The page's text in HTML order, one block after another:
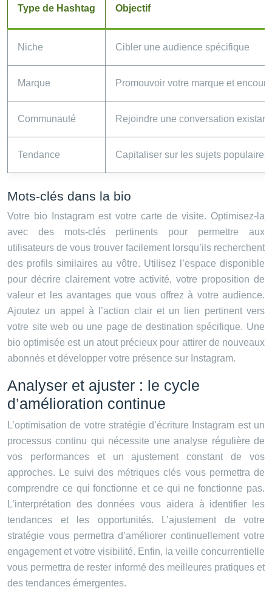
Type de Hashtag Objectif
Niche Cibler une audience spécifique
Marque Promouvoir votre marque et
Communauté Rejoindre une conversation
Tendance Capitaliser sur les sujets populaires
Mots-clés dans la bio
Votre bio Instagram est votre carte de visite. Optimisez-la
avec des mots-clés pertinents pour permettre aux
utilisateurs de vous trouver facilement lorsqu’ils recherchent
des profils similaires au vôtre. Utilisez l’espace disponible
pour décrire clairement votre activité, votre proposition de
valeur et les avantages que vous offrez à votre audience.
Ajoutez un appel à l’action clair et un lien pertinent vers
votre site web ou une page de destination spécifique. Une
bio optimisée est un atout précieux pour attirer de nouveaux
abonnés et développer votre présence sur Instagram.
Analyser et ajuster : le cycle
d’amélioration continue
L’optimisation de votre stratégie d’écriture Instagram est un
processus continu qui nécessite une analyse régulière de
vos performances et un ajustement constant de vos
approches. Le suivi des métriques clés vous permettra de
comprendre ce qui fonctionne et ce qui ne fonctionne pas.
L’interprétation des données vous aidera à identifier les
tendances et les opportunités. L’ajustement de votre
stratégie vous permettra d’améliorer continuellement votre
engagement et votre visibilité. Enfin, la veille concurrentielle
vous permettra de rester informé des meilleures pratiques et
des tendances émergentes.